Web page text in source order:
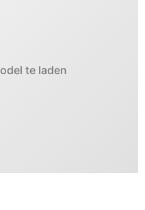
te laden